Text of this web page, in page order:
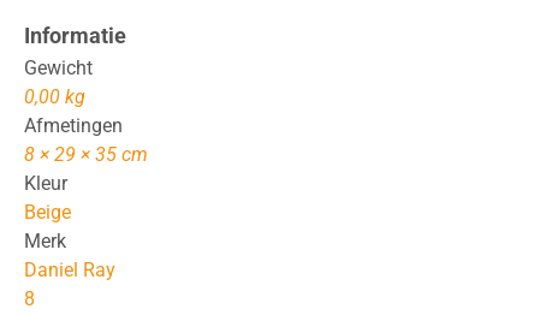
Informatie
Gewicht
0,00 kg
Afmetingen
8 × 29 × 35 cm
Kleur
Beige
Merk
Daniel Ray
8